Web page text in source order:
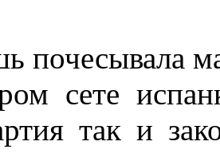
почесывала
сете
так и